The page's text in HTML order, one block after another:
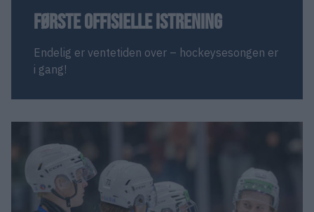
Første offisielle istrening
Endelig er ventetiden over – hockeysesongen er
i gang!
Flere nyheter